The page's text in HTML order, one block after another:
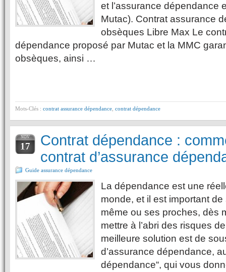
et l’assurance dépendance
Mutac). Contrat assurance
obsèques Libre Max Le
dépendance proposé par Mutac et la MMC
obsèques, ainsi …
Mots-Clés : contrat assurance dépendance contrat dépendance
NOV
17
Contrat dépendance :
contrat d’assurance
Guide assurance dépendance
La dépendance est une
monde, et il est important de
même ou ses proches, dès
mettre à l’abri des risques
meilleure solution est de
d’assurance dépendance,
dépendance“, qui vous